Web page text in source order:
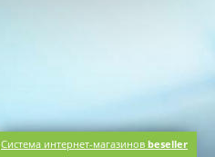
Система интернет-магазинов beseller